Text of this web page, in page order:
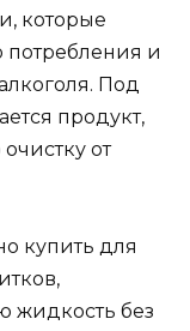
которые
потребления и
Под
продукт,
от
купить для
жидкость без